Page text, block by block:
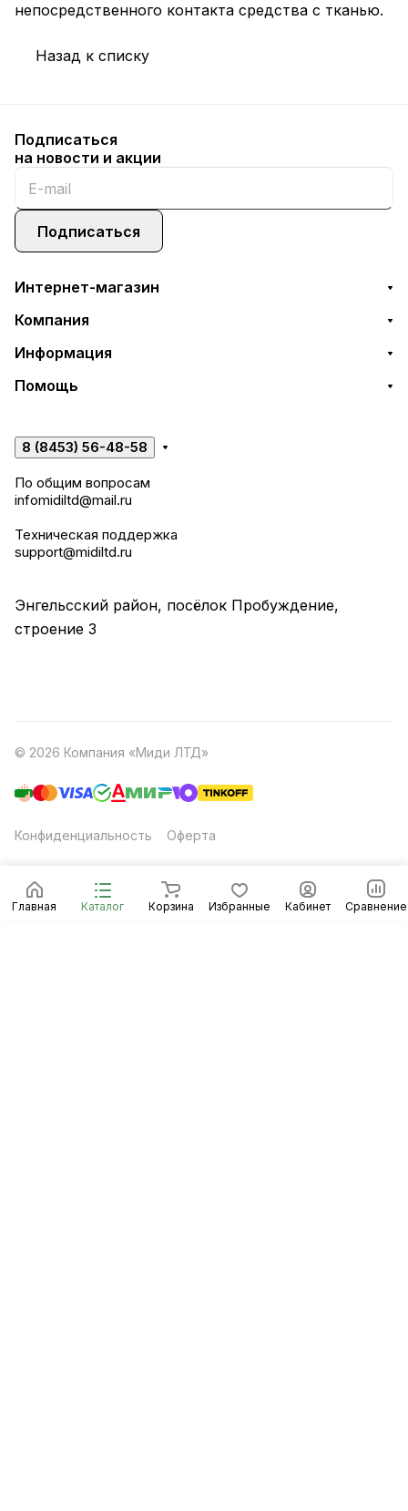
непосредственного контакта средства с тканью.
Назад к списку
Главная Каталог Корзина Избранные Кабинет Сравнение
Подписаться
на новости и акции
Подписаться
Интернет-магазин
Компания
Информация
Помощь
8 (8453) 56-48-58
По общим вопросам
infomidiltd@mail.ru
Техническая поддержка
support@midiltd.ru
Энгельсский район, посёлок Пробуждение,
строение 3
© 2026 Компания «Миди ЛТД»
Конфиденциальность Оферта